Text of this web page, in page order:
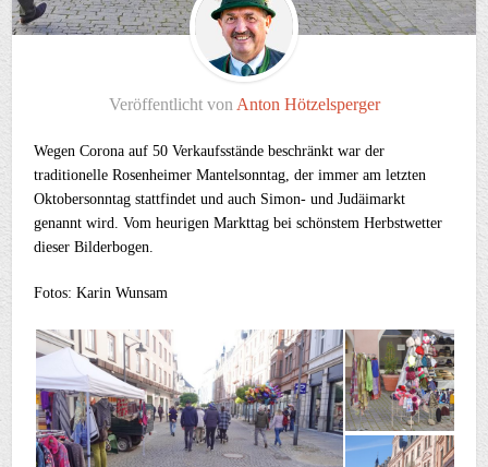
Veröffentlicht von Anton Hötzelsperger
Wegen Corona auf 50 Verkaufsstände beschränkt war der
traditionelle Rosenheimer Mantelsonntag, der immer am letzten
Oktobersonntag stattfindet und auch Simon- und Judäimarkt
genannt wird. Vom heurigen Markttag bei schönstem Herbstwetter
dieser Bilderbogen.
Fotos: Karin Wunsam